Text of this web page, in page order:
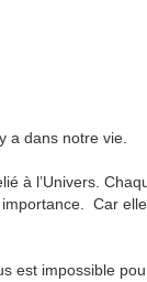
a dans notre vie.
à l’Univers.
Car
est impossible